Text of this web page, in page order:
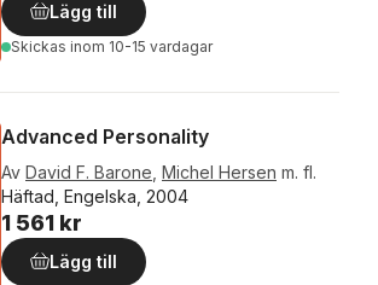
Lägg till
Skickas inom 10-15 vardagar
Advanced Personality
Av David F. Barone Michel Hersen m. fl.
Häftad, Engelska, 2004
1 561 kr
Lägg till